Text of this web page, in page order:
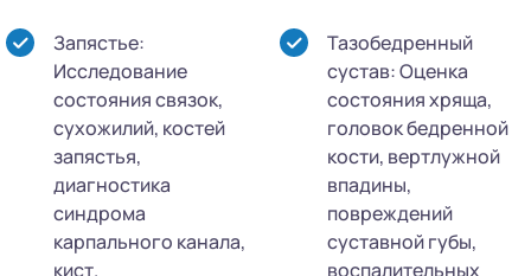
Запястье:
Исследование
состояния связок,
сухожилий, костей
запястья,
диагностика
синдрома
карпального канала,
кист.
Тазобедренный
сустав: Оценка
состояния хряща,
головок бедренной
кости, вертлужной
впадины,
повреждений
суставной губы,
воспалительных